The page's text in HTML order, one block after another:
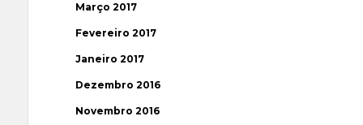
Março 2017
Fevereiro 2017
Janeiro 2017
Dezembro 2016
Novembro 2016